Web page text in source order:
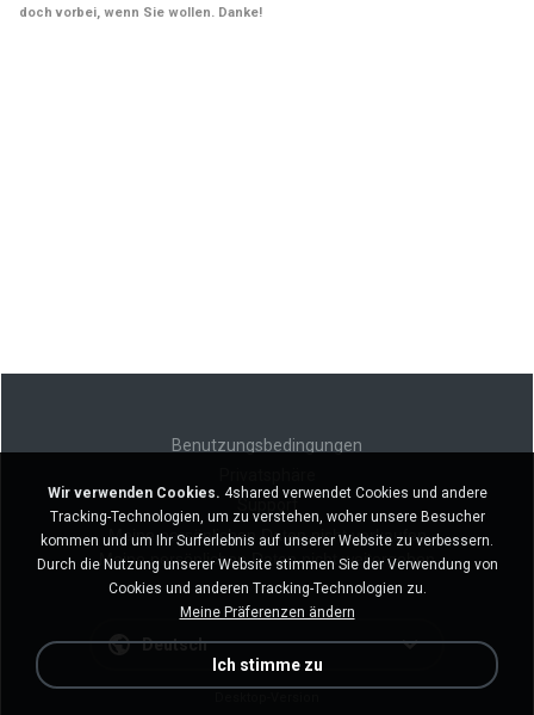
doch vorbei, wenn Sie wollen. Danke!
Benutzungsbedingungen
Meine persönlichen Daten nicht verkaufen
Meine persönlichen Daten nicht weitergeben
Deutsch
Wir verwenden Cookies. 4shared verwendet Cookies und andere
Tracking-Technologien, um zu verstehen, woher unsere Besucher
kommen und um Ihr Surferlebnis auf unserer Website zu verbessern.
Durch die Nutzung unserer Website stimmen Sie der Verwendung von
Cookies und anderen Tracking-Technologien zu.
Meine Präferenzen ändern
Ich stimme zu